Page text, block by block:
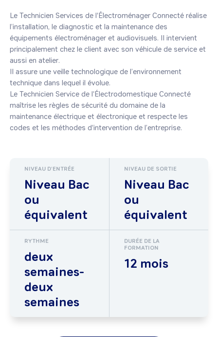
Le Technicien Services de l'Électroménager Connecté réalise
l’installation, le diagnostic et la maintenance des
équipements électroménager et audiovisuels. Il intervient
principalement chez le client avec son véhicule de service et
aussi en atelier.
Il assure une veille technologique de l’environnement
technique dans lequel il évolue.
Le Technicien Service de l'Électrodomestique Connecté
maîtrise les règles de sécurité du domaine de la
maintenance électrique et électronique et respecte les
codes et les méthodes d'intervention de l’entreprise.
NIVEAU D'ENTRÉE
Niveau Bac
ou
équivalent
NIVEAU DE SORTIE
Niveau Bac
ou
équivalent
RYTHME
deux
semaines-
deux
semaines
DURÉE DE LA
FORMATION
12 mois